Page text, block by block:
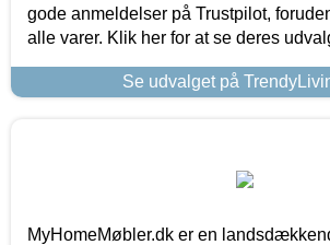
gode anmeldelser på Trustpilot,
alle varer. Klik her for at se deres
Se udvalget på
MyHomeMøbler.dk er en